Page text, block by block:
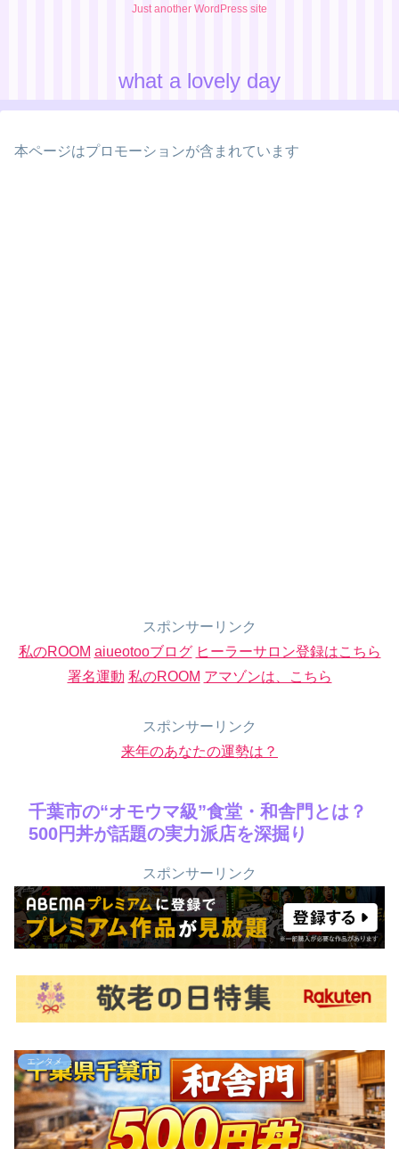
Just another WordPress site
what a lovely day
本ページはプロモーションが含まれています
スポンサーリンク
私のROOM aiueotooブログ ヒーラーサロン登録はこちら
署名運動 私のROOM アマゾンは、こちら
スポンサーリンク
来年のあなたの運勢は？
千葉市の“オモウマ級”食堂・和舎門とは？
500円丼が話題の実力派店を深掘り
スポンサーリンク
エンタメ